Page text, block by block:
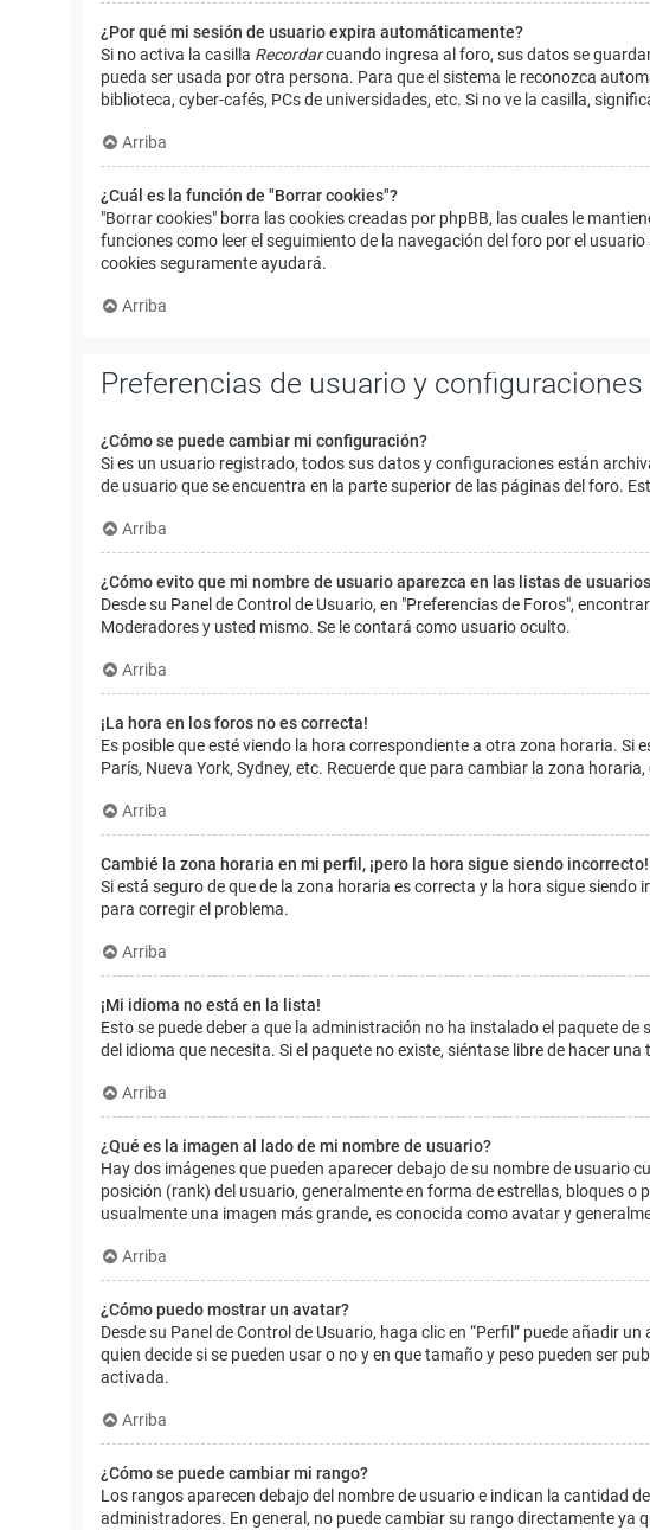
¿Por qué mi sesión de usuario expira automáticamente?
Si no activa la casilla Recordarcuando ingresa al foro, sus datos se
pueda ser usada por otra persona. Para que el sistema le reconozca
biblioteca, cyber-cafés, PCs de universidades, etc. Si no ve la casilla,
Arriba
¿Cuál es la función de "Borrar cookies"?
"Borrar cookies" borra las cookies creadas por phpBB, las cuales le
funciones como leer el seguimiento de la navegación del foro por el
cookies seguramente ayudará.
Arriba
Preferencias de usuario y configuraciones
¿Cómo se puede cambiar mi configuración?
Si es un usuario registrado, todos sus datos y configuraciones están
de usuario que se encuentra en la parte superior de las páginas del foro.
Arriba
¿Cómo evito que mi nombre de usuario aparezca en las listas de
Desde su Panel de Control de Usuario, en "Preferencias de Foros",
Moderadores y usted mismo. Se le contará como usuario oculto.
Arriba
¡La hora en los foros no es correcta!
Es posible que esté viendo la hora correspondiente a otra zona horaria. Si
París, Nueva York, Sydney, etc. Recuerde que para cambiar la zona
Arriba
Cambié la zona horaria en mi perfil, ¡pero la hora sigue siendo incorrecto!
Si está seguro de que de la zona horaria es correcta y la hora sigue
para corregir el problema.
Arriba
¡Mi idioma no está en la lista!
Esto se puede deber a que la administración no ha instalado el paquete
del idioma que necesita. Si el paquete no existe, siéntase libre de hacer
Arriba
¿Qué es la imagen al lado de mi nombre de usuario?
Hay dos imágenes que pueden aparecer debajo de su nombre de usuario
posición (rank) del usuario, generalmente en forma de estrellas, bloques
usualmente una imagen más grande, es conocida como avatar y
Arriba
¿Cómo puedo mostrar un avatar?
Desde su Panel de Control de Usuario, haga clic en “Perfil” puede añadir
quien decide si se pueden usar o no y en que tamaño y peso pueden ser
activada.
Arriba
¿Cómo se puede cambiar mi rango?
Los rangos aparecen debajo del nombre de usuario e indican la cantidad
administradores. En general, no puede cambiar su rango directamente